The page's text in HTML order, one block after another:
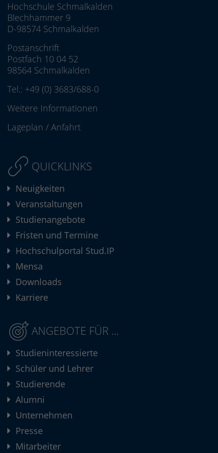
Hochschule Schmalkalden
Blechhammer 9
D-98574 Schmalkalden
Postanschrift
Postfach 10 04 52
98564 Schmalkalden
Tel.: +49 (0) 3683/688-0
Weitere Informationen
Lageplan / Anfahrt
QUICKLINKS
Neuigkeiten
Veranstaltungen
Studienangebote
Fristen und Termine
Hochschulportal Stud.IP
Mensa
Downloads
Karriere
ANGEBOTE FÜR ...
Studieninteressierte
Schüler und Lehrer
Studierende
Alumni
Unternehmen
Presse
Mitarbeiter